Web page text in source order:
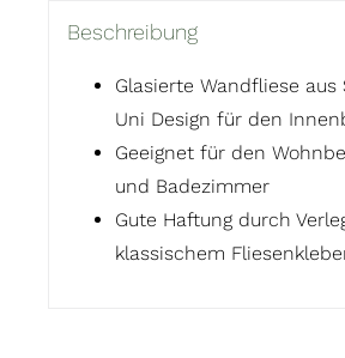
Beschreibung
Glasierte Wandfliese aus
Uni Design für den
Geeignet für den
und Badezimmer
Gute Haftung durch
klassischem